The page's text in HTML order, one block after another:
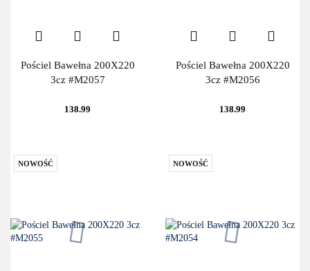
Pościel Bawełna 200X220
3cz #M2057
138.99
Pościel Bawełna 200X220
3cz #M2056
138.99
NOWOŚĆ NOWOŚĆ